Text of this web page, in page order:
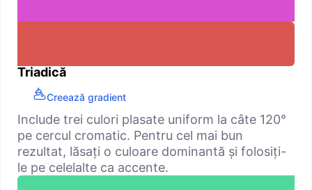
Triadică
Creează gradient
Include trei culori plasate uniform la câte 120°
pe cercul cromatic. Pentru cel mai bun
rezultat, lăsați o culoare dominantă și folosiți-
le pe celelalte ca accente.